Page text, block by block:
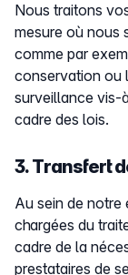
Nous traitons
mesure où nous
comme par
conservation ou
surveillance vis-
cadre des lois.
3. Transfert
Au sein de notre
chargées du
cadre de la
prestataires de